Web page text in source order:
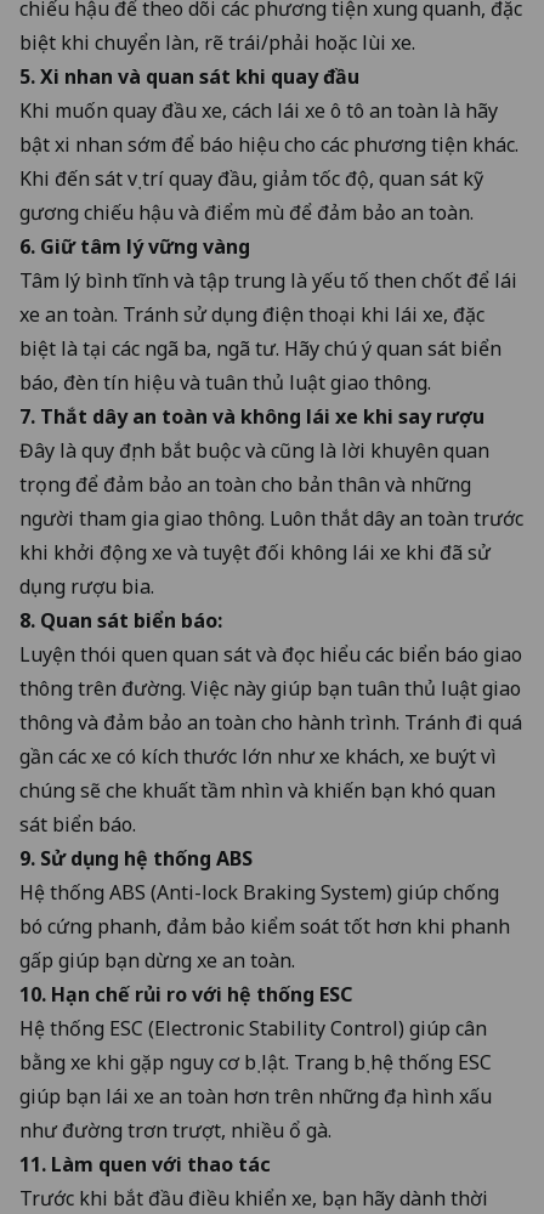
chiếu hậu để theo dõi các phương tiện xung quanh, đặc
biệt khi chuyển làn, rẽ trái/phải hoặc lùi xe.
5. Xi nhan và quan sát khi quay đầu
Khi muốn quay đầu xe, cách lái xe ô tô an toàn là hãy
bật xi nhan sớm để báo hiệu cho các phương tiện khác.
Khi đến sát vị trí quay đầu, giảm tốc độ, quan sát kỹ
gương chiếu hậu và điểm mù để đảm bảo an toàn.
6. Giữ tâm lý vững vàng
Tâm lý bình tĩnh và tập trung là yếu tố then chốt để lái
xe an toàn. Tránh sử dụng điện thoại khi lái xe, đặc
biệt là tại các ngã ba, ngã tư. Hãy chú ý quan sát biển
báo, đèn tín hiệu và tuân thủ luật giao thông.
7. Thắt dây an toàn và không lái xe khi say rượu
Đây là quy định bắt buộc và cũng là lời khuyên quan
trọng để đảm bảo an toàn cho bản thân và những
người tham gia giao thông. Luôn thắt dây an toàn trước
khi khởi động xe và tuyệt đối không lái xe khi đã sử
dụng rượu bia.
8. Quan sát biển báo:
Luyện thói quen quan sát và đọc hiểu các biển báo giao
thông trên đường. Việc này giúp bạn tuân thủ luật giao
thông và đảm bảo an toàn cho hành trình. Tránh đi quá
gần các xe có kích thước lớn như xe khách, xe buýt vì
chúng sẽ che khuất tầm nhìn và khiến bạn khó quan
sát biển báo.
9. Sử dụng hệ thống ABS
Hệ thống ABS (Anti-lock Braking System) giúp chống
bó cứng phanh, đảm bảo kiểm soát tốt hơn khi phanh
gấp giúp bạn dừng xe an toàn.
10. Hạn chế rủi ro với hệ thống ESC
Hệ thống ESC (Electronic Stability Control) giúp cân
bằng xe khi gặp nguy cơ bị lật. Trang bị hệ thống ESC
giúp bạn lái xe an toàn hơn trên những địa hình xấu
như đường trơn trượt, nhiều ổ gà.
11. Làm quen với thao tác
Trước khi bắt đầu điều khiển xe, bạn hãy dành thời